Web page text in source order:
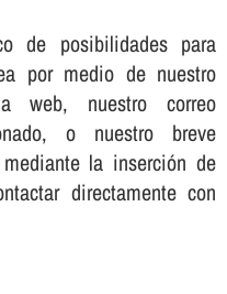
de posibilidades para
por medio de nuestro
web, nuestro correo
o nuestro breve
la inserción de
directamente con